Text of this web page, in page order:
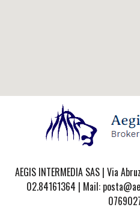
AEGIS INTERMEDIA SAS | Via
02.84161364 | Mail: